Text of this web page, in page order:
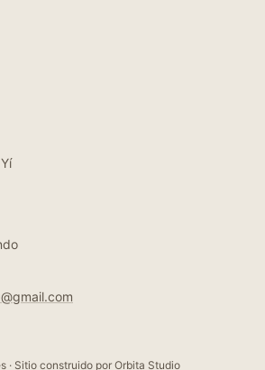
· Sitio construido por Orbita Studio